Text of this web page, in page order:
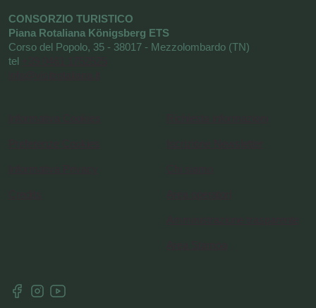
CONSORZIO TURISTICO
Piana Rotaliana Königsberg ETS
Corso del Popolo, 35 - 38017 - Mezzolombardo (TN)
tel